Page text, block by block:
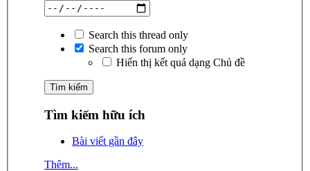
Search this thread only
Search this forum only
Hiển thị kết quả dạng Chủ đề
Tìm kiếm hữu ích
Bài viết gần đây
Thêm...